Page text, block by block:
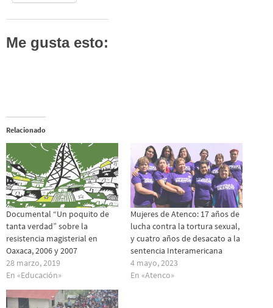
Me gusta esto:
Relacionado
Documental “Un poquito de
tanta verdad” sobre la
resistencia magisterial en
Oaxaca, 2006 y 2007
28 marzo, 2019
En «Educación»
Mujeres de Atenco: 17 años de
lucha contra la tortura sexual,
y cuatro años de desacato a la
sentencia Interamericana
4 mayo, 2023
En «Atenco»